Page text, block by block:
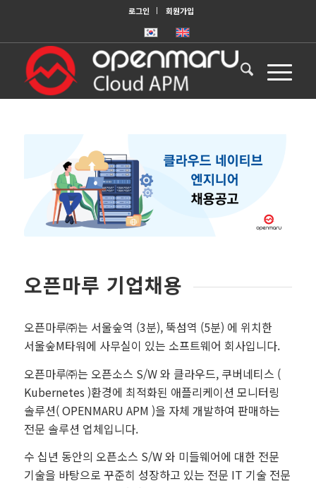
로그인 회원가입
오픈마루 기업채용
오픈마루㈜는 서울숲역 (3분), 뚝섬역 (5분) 에 위치한
서울숲M타워에 사무실이 있는 소프트웨어 회사입니다.
오픈마루㈜는 오픈소스 S/W 와 클라우드, 쿠버네티스 (
Kubernetes )환경에 최적화된 애플리케이션 모니터링
솔루션( OPENMARU APM )을 자체 개발하여 판매하는
전문 솔루션 업체입니다.
수 십년 동안의 오픈소스 S/W 와 미들웨어에 대한 전문
기술을 바탕으로 꾸준히 성장하고 있는 전문 IT 기술 전문